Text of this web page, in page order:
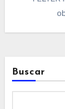
Buscar